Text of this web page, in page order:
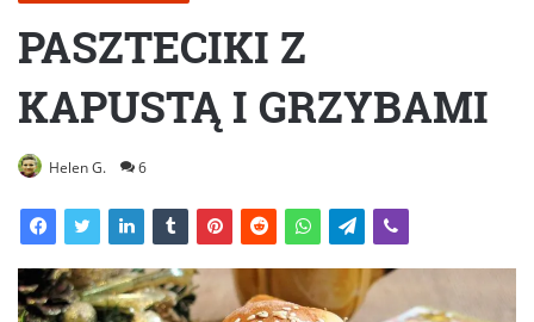
PASZTECIKI Z
KAPUSTĄ I GRZYBAMI
Helen G. 6